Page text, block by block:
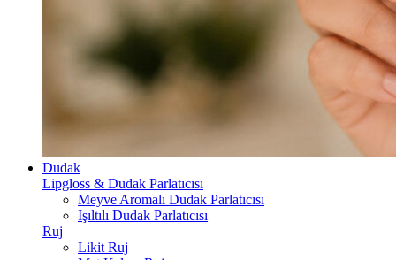
Dudak
Lipgloss & Dudak Parlatıcısı
Meyve Aromalı Dudak Parlatıcısı
Işıltılı Dudak Parlatıcısı
Ruj
Likit Ruj